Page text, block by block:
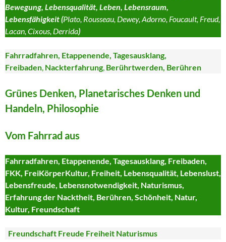
Bewegung, Lebensqualität, Leben, Lebensraum,
Lebensfähigkeit (Plato, Rousseau, Dewey, Adorno, Foucault, Freud,
Lacan, Cixous, Derrida)
Fahrradfahren, Etappenende, Tagesausklang,
Freibaden, Nackterfahrung, Berührtwerden, Berühren
Grünes Denken, Planetarisches Denken und
Handeln, Philosophie
Vom Fahrrad aus
Fahrradfahren, Etappenende, Tagesausklang, Freibaden,
FKK, FreiKörperKultur, Freiheit, Lebensqualität, Lebenslust,
Lebensfreude, Lebensnotwendigkeit, Naturismus,
Erfahrung der Nacktheit, Berühren, Schönheit, Natur,
Kultur, Freundschaft
Freundschaft Freude Freiheit Naturismus